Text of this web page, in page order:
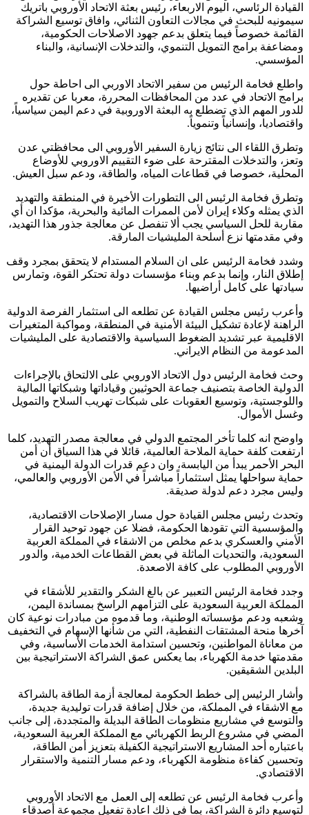
القيادة الرئاسي، اليوم الاربعاء، رئيس بعثة الاتحاد الأوروبي باتريك
سيمونيه للبحث في مجالات التعاون الثنائي، وافاق توسيع الشراكة
القائمة خصوصاً فيما يتعلق بدعم جهود الاصلاحات الحكومية،
ومضاعفة برامج التمويل التنموي، والتدخلات الإنسانية، والبناء
المؤسسي.
واطلع فخامة الرئيس من سفير الاتحاد الاوربي الى احاطة حول
برامج الاتحاد في عدد من المحافظات المحررة، معربا عن تقديره
للدور المهم الذي تضطلع به البعثة الاوروبية في دعم اليمن سياسياً،
واقتصاديا، وإنسانياً وتنموياً.
وتطرق اللقاء الى نتائج زيارة السفير الأوروبي الى محافظتي عدن
وتعز، والتدخلات المقترحة على ضوء التقييم الاوروبي للأوضاع
المحلية، خصوصا في قطاعات المياه، والطاقة، ودعم سبل العيش.
وتطرق فخامة الرئيس الى التطورات الأخيرة في المنطقة والتهديد
الذي يمثله وكلاء إيران لأمن الممرات المائية والبحرية، مؤكدا ان أي
مقاربة للحل السياسي يجب ألا تنفصل عن معالجة جذور هذا التهديد،
وفي مقدمتها نزع أسلحة المليشيات المارقة.
وشدد فخامة الرئيس على ان السلام المستدام لا يتحقق بمجرد وقف
إطلاق النار، وإنما بدعم وبناء مؤسسات دولة تحتكر القوة، وتمارس
سيادتها على كامل أراضيها.
وأعرب رئيس مجلس القيادة عن تطلعه الى استثمار الفرصة الدولية
الراهنة لإعادة تشكيل البيئة الأمنية في المنطقة، ومواكبة المتغيرات
الاقليمية عبر تشديد الضغوط السياسية والاقتصادية على المليشيات
المدعومة من النظام الايراني.
وحث فخامة الرئيس دول الاتحاد الاوروبي على الالتحاق بالإجراءات
الدولية الخاصة بتصنيف جماعة الحوثيين وقياداتها وشبكاتها المالية
واللوجستية، وتوسيع العقوبات على شبكات تهريب السلاح والتمويل
وغسل الأموال.
واوضح انه كلما تأخر المجتمع الدولي في معالجة مصدر التهديد، كلما
ارتفعت كلفة حماية الملاحة العالمية، قائلا في هذا السياق أن أمن
البحر الأحمر يبدأ من اليابسة، وان دعم قدرات الدولة اليمنية في
حماية سواحلها يمثل استثماراً مباشراً في الأمن الأوروبي والعالمي،
وليس مجرد دعم لدولة صديقة.
وتحدث رئيس مجلس القيادة حول مسار الإصلاحات الاقتصادية،
والمؤسسية التي تقودها الحكومة، فضلا عن جهود توحيد القرار
الأمني والعسكري بدعم مخلص من الاشقاء في المملكة العربية
السعودية، والتحديات الماثلة في بعض القطاعات الخدمية، والدور
الأوروبي المطلوب على كافة الاصعدة.
وجدد فخامة الرئيس التعبير عن بالغ الشكر والتقدير للأشقاء في
المملكة العربية السعودية على التزامهم الراسخ بمساندة اليمن،
وشعبه ودعم مؤسساته الوطنية، وما قدموه من مبادرات نوعية كان
آخرها منحة المشتقات النفطية، التي من شأنها الإسهام في التخفيف
من معاناة المواطنين، وتحسين استدامة الخدمات الأساسية، وفي
مقدمتها خدمة الكهرباء، بما يعكس عمق الشراكة الاستراتيجية بين
البلدين الشقيقين.
وأشار الرئيس إلى خطط الحكومة لمعالجة أزمة الطاقة بالشراكة
مع الاشقاء في المملكة، من خلال إضافة قدرات توليدية جديدة،
والتوسع في مشاريع منظومات الطاقة البديلة والمتجددة، إلى جانب
المضي في مشروع الربط الكهربائي مع المملكة العربية السعودية،
باعتباره أحد المشاريع الاستراتيجية الكفيلة بتعزيز أمن الطاقة،
وتحسين كفاءة منظومة الكهرباء، ودعم مسار التنمية والاستقرار
الاقتصادي.
وأعرب فخامة الرئيس عن تطلعه إلى العمل مع الاتحاد الأوروبي
لتوسيع دائرة الشراكة، بما في ذلك اعادة تفعيل مجموعة أصدقاء